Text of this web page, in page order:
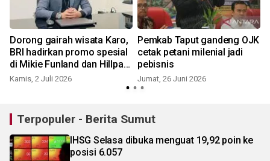
Dorong gairah wisata Karo,
BRI hadirkan promo spesial
di Mikie Funland dan Hillpark
Sibolangit
Kamis, 2 Juli 2026
Pemkab Taput gandeng OJK
cetak petani milenial jadi
pebisnis
Jumat, 26 Juni 2026
Terpopuler - Berita Sumut
IHSG Selasa dibuka menguat 19,92 poin ke
posisi 6.057